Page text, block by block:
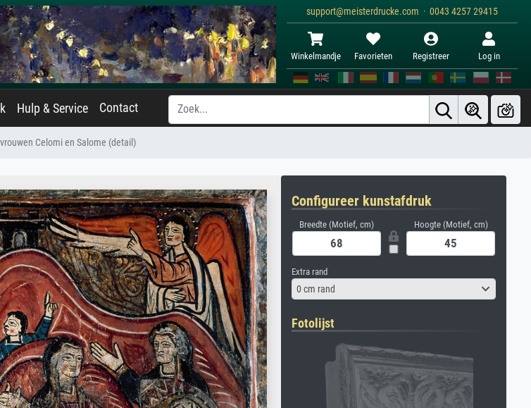
support@meisterdrucke.com · 0043 4257 29415
Winkelmandje Favorieten Registreer Log in
Hulp & Service Contact
Celomi en Salome (detail)
Configureer kunstafdruk
Breedte (Motief, cm) Hoogte (Motief, cm)
Extra rand
0 cm rand
Fotolijst